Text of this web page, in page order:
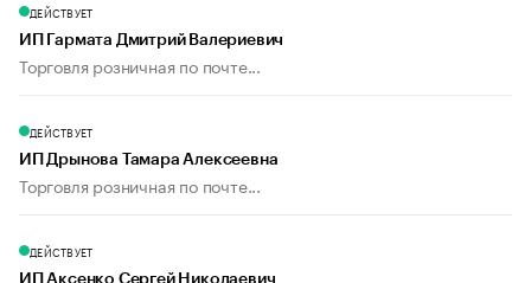
ДЕЙСТВУЕТ
ИП Гармата Дмитрий Валериевич
Торговля розничная по почте...
ДЕЙСТВУЕТ
ИП Дрынова Тамара Алексеевна
Торговля розничная по почте...
ДЕЙСТВУЕТ